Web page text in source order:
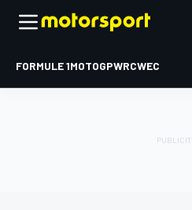
FORMULE 1MOTOGPWRCWEC